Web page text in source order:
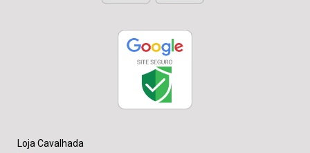
Loja Cavalhada